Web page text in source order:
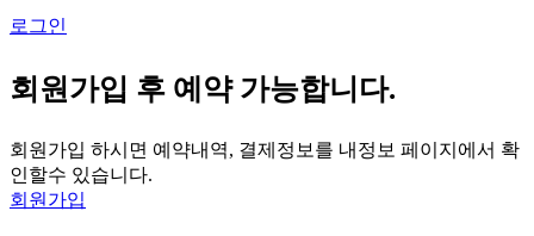
로그인
회원가입 후 예약 가능합니다.
회원가입 하시면 예약내역, 결제정보를 내정보 페이지에서 확
인할수 있습니다.
회원가입